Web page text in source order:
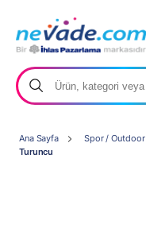
Ana Sayfa Spor / Outdoor
Turuncu